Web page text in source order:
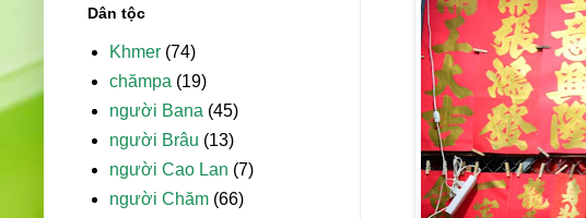
Dân tộc
Khmer (74)
chămpa (19)
người Bana (45)
người Brâu (13)
người Cao Lan (7)
người Chăm (66)